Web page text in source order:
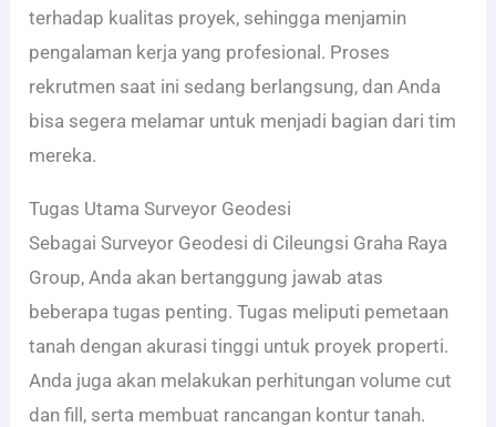
terhadap kualitas proyek, sehingga menjamin
pengalaman kerja yang profesional. Proses
rekrutmen saat ini sedang berlangsung, dan Anda
bisa segera melamar untuk menjadi bagian dari tim
mereka.
Tugas Utama Surveyor Geodesi
Sebagai Surveyor Geodesi di Cileungsi Graha Raya
Group, Anda akan bertanggung jawab atas
beberapa tugas penting. Tugas meliputi pemetaan
tanah dengan akurasi tinggi untuk proyek properti.
Anda juga akan melakukan perhitungan volume cut
dan fill, serta membuat rancangan kontur tanah.